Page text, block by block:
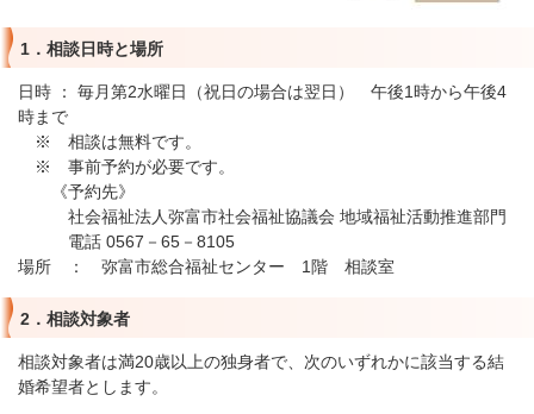
1．相談日時と場所
日時 ： 毎月第2水曜日（祝日の場合は翌日） 午後1時から午後4
時まで
※ 相談は無料です。
※ 事前予約が必要です。
《予約先》
社会福祉法人弥富市社会福祉協議会 地域福祉活動推進部門
電話 0567－65－8105
場所 ： 弥富市総合福祉センター 1階 相談室
2．相談対象者
相談対象者は満20歳以上の独身者で、次のいずれかに該当する結
婚希望者とします。